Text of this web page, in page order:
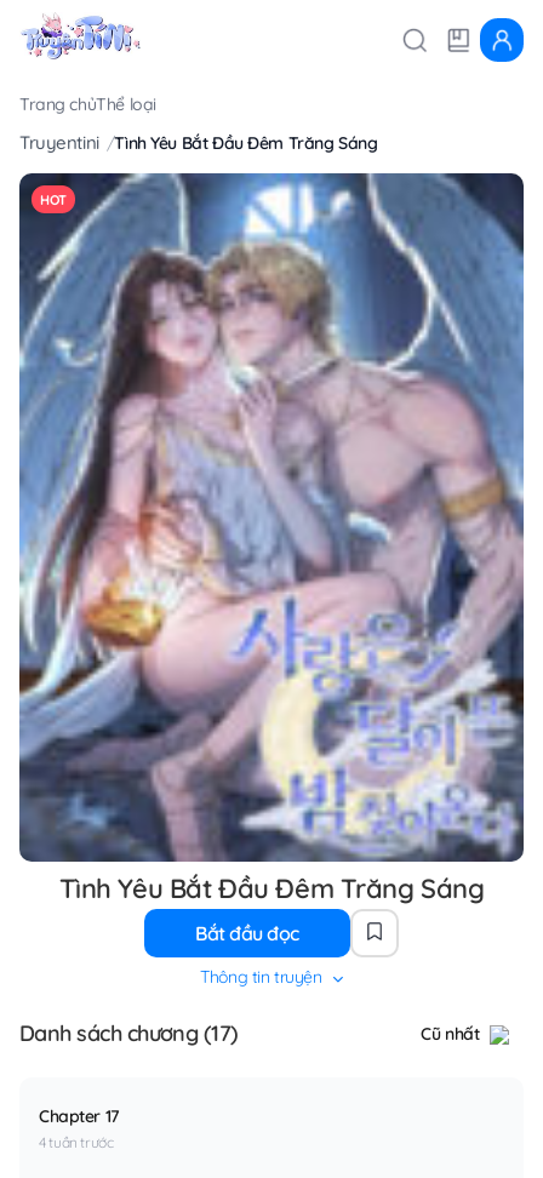
Trang chủThể loại
Truyentini Tình Yêu Bắt Đầu Đêm Trăng Sáng
HOT
Tình Yêu Bắt Đầu Đêm Trăng Sáng
Bắt đầu đọc
Thông tin truyện
Danh sách chương (17) Cũ nhất
Chapter 17
4 tuần trước